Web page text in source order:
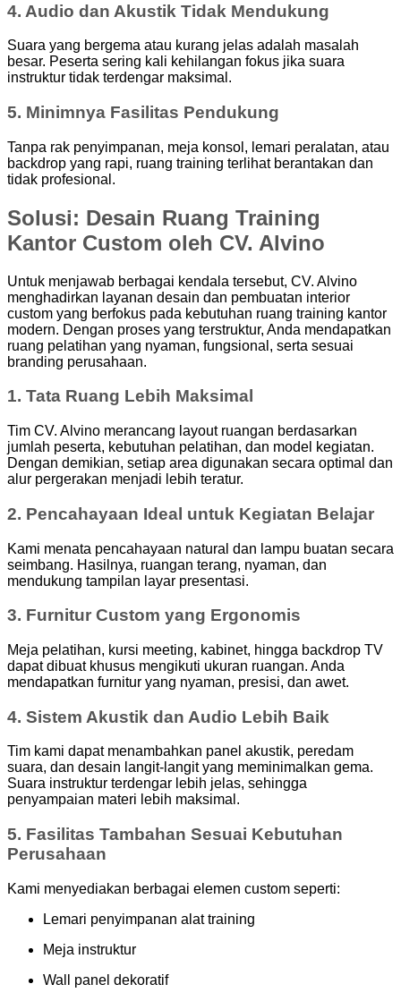
4. Audio dan Akustik Tidak Mendukung
Suara yang bergema atau kurang jelas adalah masalah
besar. Peserta sering kali kehilangan fokus jika suara
instruktur tidak terdengar maksimal.
5. Minimnya Fasilitas Pendukung
Tanpa rak penyimpanan, meja konsol, lemari peralatan, atau
backdrop yang rapi, ruang training terlihat berantakan dan
tidak profesional.
Solusi: Desain Ruang Training
Kantor Custom oleh CV. Alvino
Untuk menjawab berbagai kendala tersebut, CV. Alvino
menghadirkan layanan desain dan pembuatan interior
custom yang berfokus pada kebutuhan ruang training kantor
modern. Dengan proses yang terstruktur, Anda mendapatkan
ruang pelatihan yang nyaman, fungsional, serta sesuai
branding perusahaan.
1. Tata Ruang Lebih Maksimal
Tim CV. Alvino merancang layout ruangan berdasarkan
jumlah peserta, kebutuhan pelatihan, dan model kegiatan.
Dengan demikian, setiap area digunakan secara optimal dan
alur pergerakan menjadi lebih teratur.
2. Pencahayaan Ideal untuk Kegiatan Belajar
Kami menata pencahayaan natural dan lampu buatan secara
seimbang. Hasilnya, ruangan terang, nyaman, dan
mendukung tampilan layar presentasi.
3. Furnitur Custom yang Ergonomis
Meja pelatihan, kursi meeting, kabinet, hingga backdrop TV
dapat dibuat khusus mengikuti ukuran ruangan. Anda
mendapatkan furnitur yang nyaman, presisi, dan awet.
4. Sistem Akustik dan Audio Lebih Baik
Tim kami dapat menambahkan panel akustik, peredam
suara, dan desain langit-langit yang meminimalkan gema.
Suara instruktur terdengar lebih jelas, sehingga
penyampaian materi lebih maksimal.
5. Fasilitas Tambahan Sesuai Kebutuhan
Perusahaan
Kami menyediakan berbagai elemen custom seperti:
Lemari penyimpanan alat training
Meja instruktur
Wall panel dekoratif